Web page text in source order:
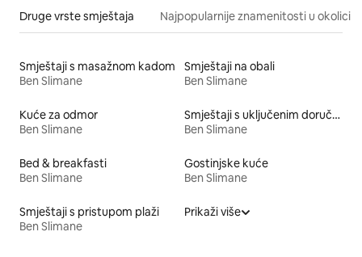
Druge vrste smještaja Najpopularnije znamenitosti u okolici
Smještaji s masažnom kadom
Ben Slimane
Smještaji na obali
Ben Slimane
Kuće za odmor
Ben Slimane
Smještaji s uključenim doručkom
Ben Slimane
Bed & breakfasti
Ben Slimane
Gostinjske kuće
Ben Slimane
Smještaji s pristupom plaži
Ben Slimane
Prikaži više